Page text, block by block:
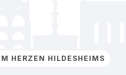
HERZEN HILDESHEIMS